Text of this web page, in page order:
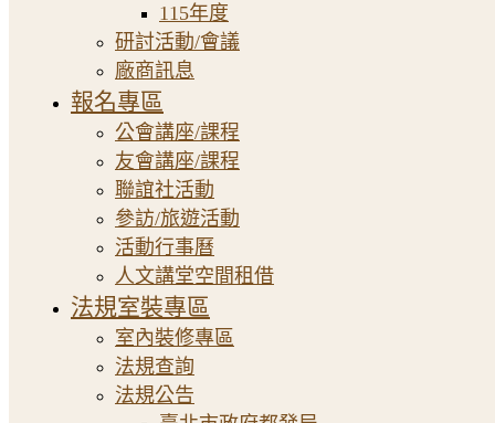
115年度
研討活動/會議
廠商訊息
報名專區
公會講座/課程
友會講座/課程
聯誼社活動
參訪/旅遊活動
活動行事曆
人文講堂空間租借
法規室裝專區
室內裝修專區
法規查詢
法規公告